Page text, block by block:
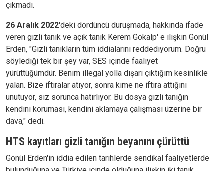
çıkmadı.
26 Aralık 2022'deki dördüncü duruşmada, hakkında ifade
veren gizli tanık ve açık tanık Kerem Gökalp' e ilişkin Gönül
Erden, "Gizli tanıkların tüm iddialarını reddediyorum. Doğru
söylediği tek bir şey var, SES içinde faaliyet
yürüttüğümdür. Benim illegal yolla dışarı çıktığım kesinlikle
yalan. Bize iftiralar atıyor, sonra kime ne iftira attığını
unutuyor, siz sorunca hatırlıyor. Bu dosya gizli tanığın
kendini koruması, kendini aklamaya çalışması üzerine bir
dava," dedi.
HTS kayıtları gizli tanığın beyanını çürüttü
Gönül Erden'in iddia edilen tarihlerde sendikal faaliyetlerde